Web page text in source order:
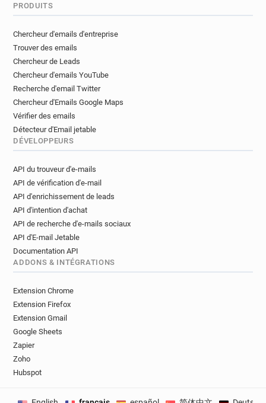
PRODUITS
Chercheur d'emails d'entreprise
Trouver des emails
Chercheur de Leads
Chercheur d'emails YouTube
Recherche d'email Twitter
Chercheur d'Emails Google Maps
Vérifier des emails
Détecteur d'Email jetable
DÉVELOPPEURS
API du trouveur d'e-mails
API de vérification d'e-mail
API d'enrichissement de leads
API d'intention d'achat
API de recherche d'e-mails sociaux
API d'E-mail Jetable
Documentation API
ADDONS & INTÉGRATIONS
Extension Chrome
Extension Firefox
Extension Gmail
Google Sheets
Zapier
Zoho
Hubspot